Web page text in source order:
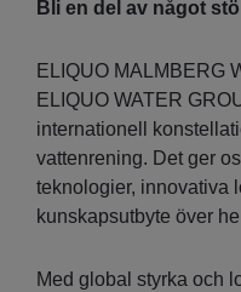
Bli en del av något
ELIQUO MALMBERG
ELIQUO WATER
internationell
vattenrening. Det ger
teknologier, innovativa
kunskapsutbyte över
Med global styrka och